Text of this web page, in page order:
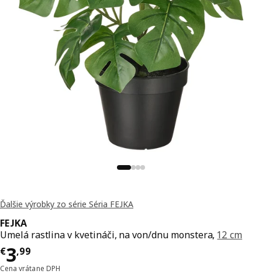
Ďalšie výrobky zo série Séria FEJKA
FEJKA
Umelá rastlina v kvetináči, na von/dnu monstera, 12 cm
€3,99
Cena € 3,99
Cena vrátane DPH